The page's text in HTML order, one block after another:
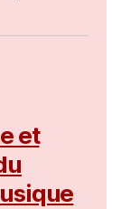
et